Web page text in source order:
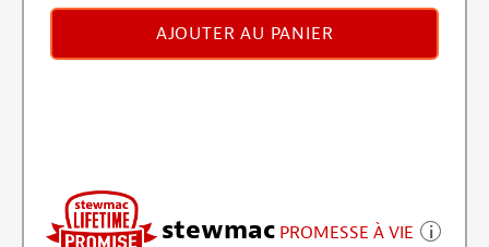
AJOUTER AU PANIER
stewmac PROMESSE À VIE